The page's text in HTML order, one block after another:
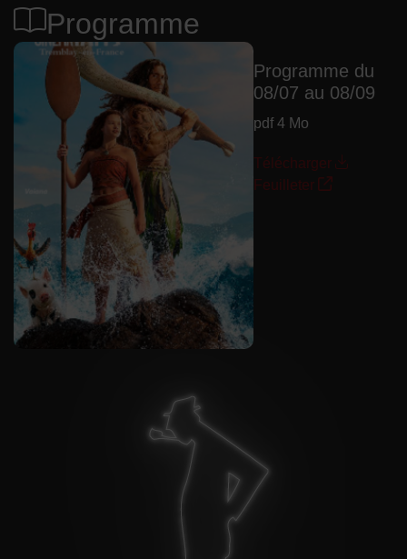
Programme
Programme du
08/07 au 08/09
pdf 4 Mo
Télécharger
Feuilleter